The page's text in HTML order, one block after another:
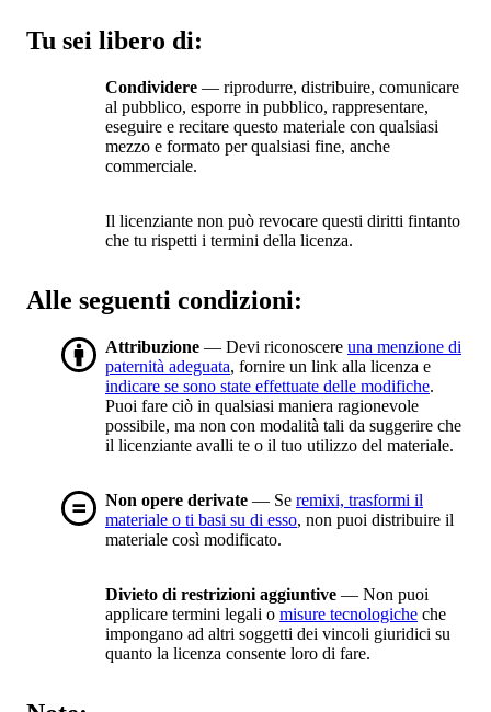
Tu sei libero di:
Condividere — riprodurre, distribuire, comunicare
al pubblico, esporre in pubblico, rappresentare,
eseguire e recitare questo materiale con qualsiasi
mezzo e formato per qualsiasi fine, anche
commerciale.
Il licenziante non può revocare questi diritti fintanto
che tu rispetti i termini della licenza.
Alle seguenti condizioni:
Attribuzione — Devi riconoscere una menzione di
paternità adeguata, fornire un link alla licenza e
indicare se sono state effettuate delle modifiche.
Puoi fare ciò in qualsiasi maniera ragionevole
possibile, ma non con modalità tali da suggerire che
il licenziante avalli te o il tuo utilizzo del materiale.
Non opere derivate — Se remixi, trasformi il
materiale o ti basi su di esso, non puoi distribuire il
materiale così modificato.
Divieto di restrizioni aggiuntive — Non puoi
applicare termini legali o misure tecnologiche che
impongano ad altri soggetti dei vincoli giuridici su
quanto la licenza consente loro di fare.